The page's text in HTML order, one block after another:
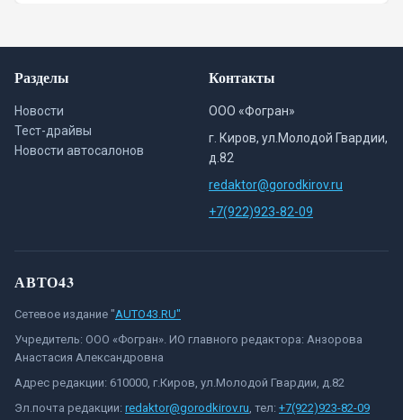
Разделы
Новости
Тест-драйвы
Новости автосалонов
Контакты
ООО «Фогран»
г. Киров, ул.Молодой Гвардии,
д.82
redaktor@gorodkirov.ru
+7(922)923-82-09
АВТО43
Сетевое издание "AUTO43.RU"
Учредитель: ООО «Фогран». ИО главного редактора: Анзорова
Анастасия Александровна
Адрес редакции: 610000, г.Киров, ул.Молодой Гвардии, д.82
Эл.почта редакции: redaktor@gorodkirov.ru, тел: +7(922)923-82-09